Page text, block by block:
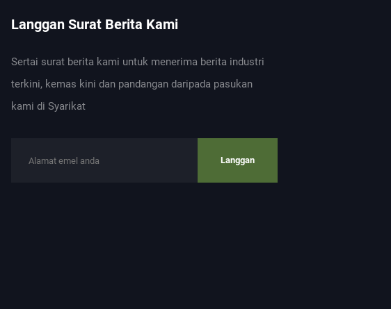
Langgan Surat Berita Kami
Sertai surat berita kami untuk menerima berita industri
terkini, kemas kini dan pandangan daripada pasukan
kami di Syarikat
Langgan